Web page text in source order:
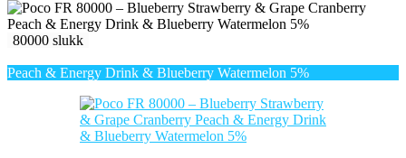
80000 slukk